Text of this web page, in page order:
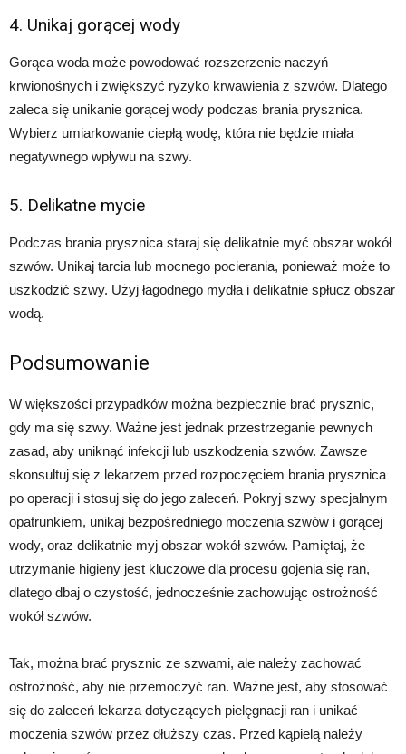
4. Unikaj gorącej wody
Gorąca woda może powodować rozszerzenie naczyń
krwionośnych i zwiększyć ryzyko krwawienia z szwów. Dlatego
zaleca się unikanie gorącej wody podczas brania prysznica.
Wybierz umiarkowanie ciepłą wodę, która nie będzie miała
negatywnego wpływu na szwy.
5. Delikatne mycie
Podczas brania prysznica staraj się delikatnie myć obszar wokół
szwów. Unikaj tarcia lub mocnego pocierania, ponieważ może to
uszkodzić szwy. Użyj łagodnego mydła i delikatnie spłucz obszar
wodą.
Podsumowanie
W większości przypadków można bezpiecznie brać prysznic,
gdy ma się szwy. Ważne jest jednak przestrzeganie pewnych
zasad, aby uniknąć infekcji lub uszkodzenia szwów. Zawsze
skonsultuj się z lekarzem przed rozpoczęciem brania prysznica
po operacji i stosuj się do jego zaleceń. Pokryj szwy specjalnym
opatrunkiem, unikaj bezpośredniego moczenia szwów i gorącej
wody, oraz delikatnie myj obszar wokół szwów. Pamiętaj, że
utrzymanie higieny jest kluczowe dla procesu gojenia się ran,
dlatego dbaj o czystość, jednocześnie zachowując ostrożność
wokół szwów.
Tak, można brać prysznic ze szwami, ale należy zachować
ostrożność, aby nie przemoczyć ran. Ważne jest, aby stosować
się do zaleceń lekarza dotyczących pielęgnacji ran i unikać
moczenia szwów przez dłuższy czas. Przed kąpielą należy